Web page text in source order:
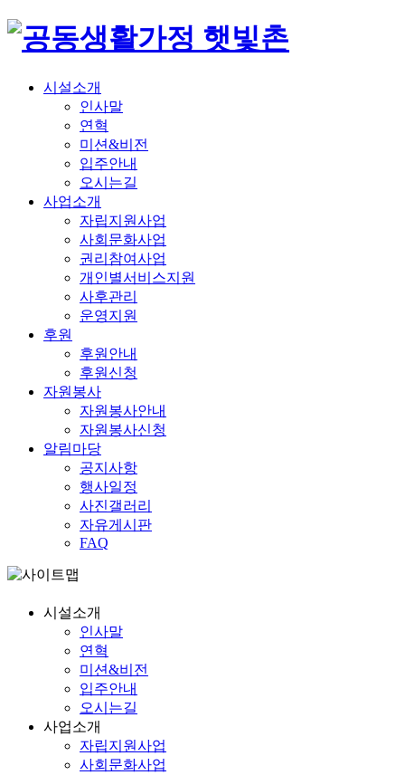
시설소개
인사말
연혁
미션&비전
입주안내
오시는길
사업소개
자립지원사업
사회 문화사업
권리 참여사업
개인별서비스지원
사후관리
운영지원
후원
후원안내
후원신청
자원봉사
자원봉사안내
자원봉사신청
알림마당
공지사항
행사일정
사진갤러리
자유게시판
FAQ
시설소개
인사말
연혁
미션&비전
입주안내
오시는길
사업소개
자립지원사업
사회 문화사업